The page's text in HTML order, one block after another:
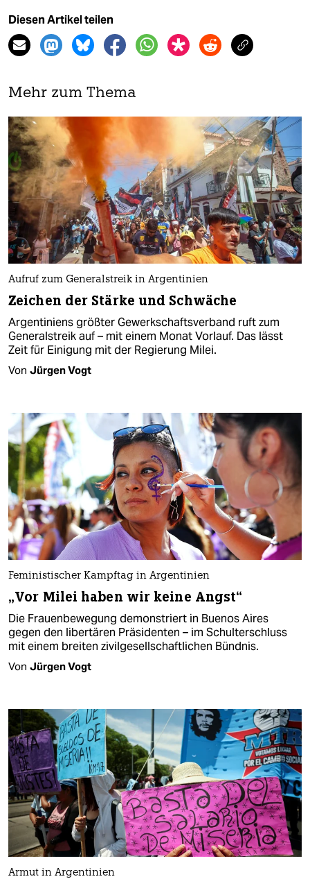
Diesen Artikel teilen
Mehr zum Thema
Aufruf zum Generalstreik in Argentinien
Zeichen der Stärke und Schwäche
Argentiniens größter Gewerkschaftsverband ruft zum
Generalstreik auf – mit einem Monat Vorlauf. Das lässt
Zeit für Einigung mit der Regierung Milei.
Von Jürgen Vogt
Feministischer Kampftag in Argentinien
„Vor Milei haben wir keine Angst“
Die Frauenbewegung demonstriert in Buenos Aires
gegen den libertären Präsidenten – im Schulterschluss
mit einem breiten zivilgesellschaftlichen Bündnis.
Von Jürgen Vogt
Armut in Argentinien